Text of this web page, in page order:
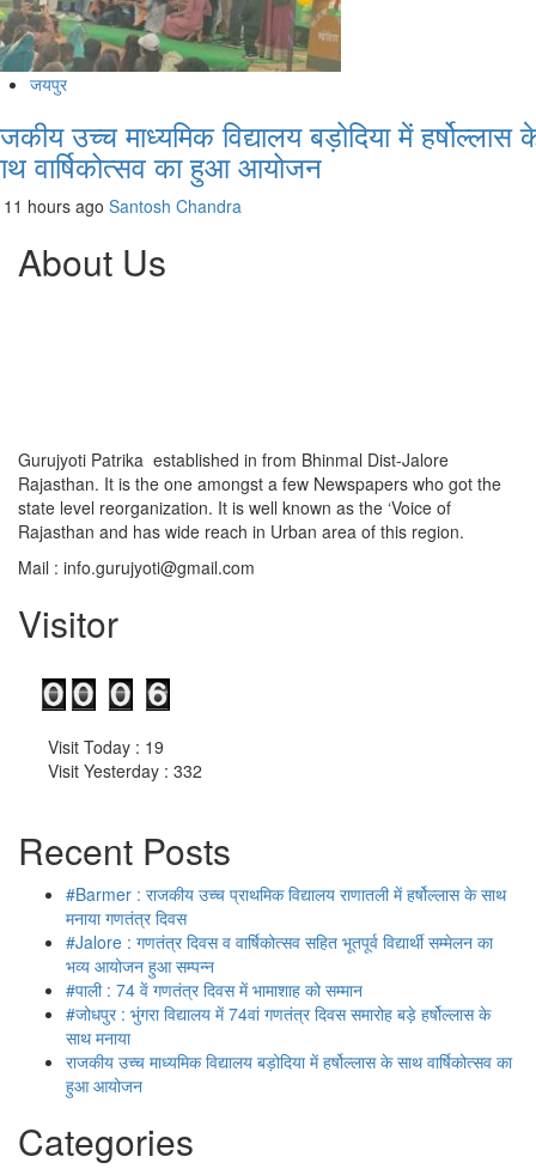
जयपुर
उच्च माध्यमिक विद्यालय बड़ोदिया में हर्षोल्लास
वार्षिकोत्सव का हुआ आयोजन
11 hours ago Santosh Chandra
About Us
Gurujyoti Patrika established in from Bhinmal Dist-Jalore
Rajasthan. It is the one amongst a few Newspapers who got the
state level reorganization. It is well known as the ‘Voice of
Rajasthan and has wide reach in Urban area of this region.
Mail : info.gurujyoti@gmail.com
Visitor
Visit Today : 19
Visit Yesterday : 332
Recent Posts
#Barmer : राजकीय उच्च प्राथमिक विद्यालय राणातली में हर्षोल्लास के साथ
मनाया गणतंत्र दिवस
#Jalore : गणतंत्र दिवस व वार्षिकोत्सव सहित भूतपूर्व विद्यार्थी सम्मेलन का
भव्य आयोजन हुआ सम्पन्न
#पाली : 74 वें गणतंत्र दिवस में भामाशाह को सम्मान
#जोधपुर : भुंगरा विद्यालय में 74वां गणतंत्र दिवस समारोह बड़े हर्षोल्लास के
साथ मनाया
राजकीय उच्च माध्यमिक विद्यालय बड़ोदिया में हर्षोल्लास के साथ वार्षिकोत्सव का
हुआ आयोजन
Categories